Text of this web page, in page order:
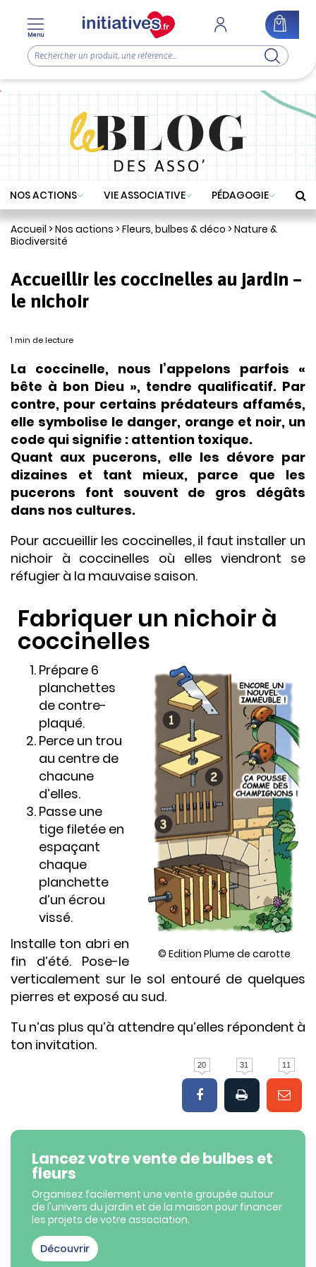
NOS ACTIONS VIE ASSOCIATIVE PÉDAGOGIE
Accueil >Nos actions >Fleurs, bulbes & déco >Nature &
Biodiversité
Accueillir les coccinelles au jardin –
le nichoir
1 min de lecture
La coccinelle, nous l’appelons parfois «
bête à bon Dieu », tendre qualificatif. Par
contre, pour certains prédateurs affamés,
elle symbolise le danger, orange et noir, un
code qui signifie : attention toxique.
Quant aux pucerons, elle les dévore par
dizaines et tant mieux, parce que les
pucerons font souvent de gros dégâts
dans nos cultures.
Pour accueillir les coccinelles, il faut installer un
nichoir à coccinelles où elles viendront se
réfugier à la mauvaise saison.
Fabriquer un nichoir à
coccinelles
© Edition Plume de carotte
Prépare 6
planchettes
de contre-
plaqué.
Perce un trou
au centre de
chacune
d’elles.
Passe une
tige filetée en
espaçant
chaque
planchette
d’un écrou
vissé.
Installe ton abri en
fin d’été. Pose-le
verticalement sur le sol entouré de quelques
pierres et exposé au sud.
Tu n’as plus qu’à attendre qu’elles répondent à
ton invitation.
20 31 11
Lancez votre vente de bulbes et
fleurs
Organisez facilement une vente groupée autour
de l'univers du jardin et de la maison pour financer
les projets de votre association.
Découvrir
Menu